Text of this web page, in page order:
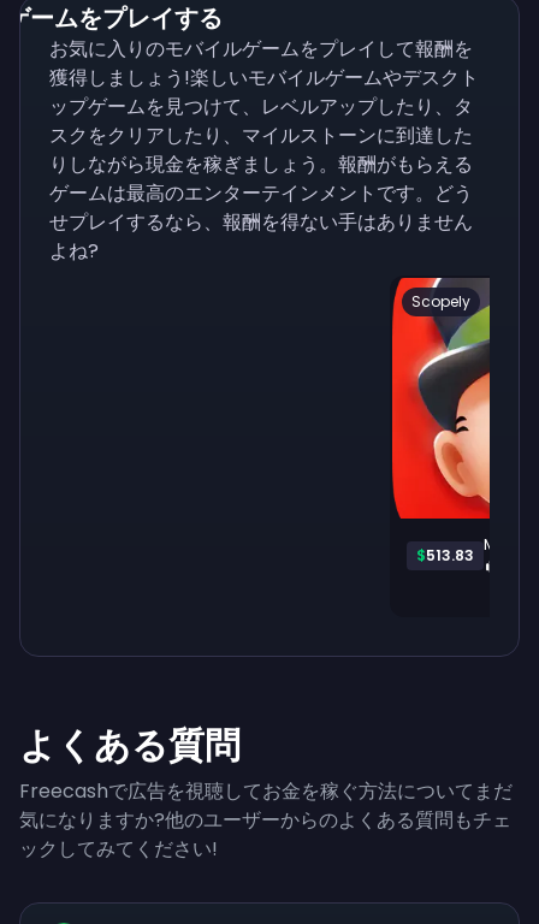
ゲームをプレイする
お気に入りのモバイルゲームをプレイして報酬を
獲得しましょう!楽しいモバイルゲームやデスクト
ップゲームを見つけて、レベルアップしたり、タ
スクをクリアしたり、マイルストーンに到達した
りしながら現金を稼ぎましょう。報酬がもらえる
ゲームは最高のエンターテインメントです。どう
せプレイするなら、報酬を得ない手はありません
よね?
Scopely
$513.83
よくある質問
Freecashで広告を視聴してお金を稼ぐ方法についてまだ
気になりますか?他のユーザーからのよくある質問もチェ
ックしてみてください!